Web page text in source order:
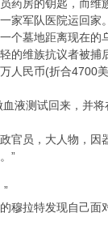
药房的钥匙，而维
家军队医院运回
个墓地距离现在的
的维族抗议者被
人民币(折合
液测试回来，并
官员，大人物，
”
穆拉特发现自己